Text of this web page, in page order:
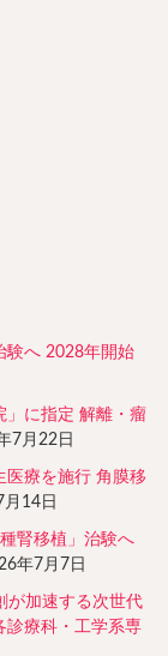
験へ 2028年開始
」に指定 解離・瘤
7月22日
医療を施行 角膜移
14日
腎移植」治験へ
年7月7日
が加速する次世代
診療科・工学系専